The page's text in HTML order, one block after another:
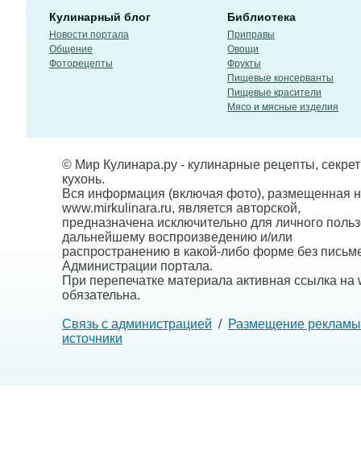
Кулинарный блог
Новости портала
Общение
Фоторецепты
Библиотека
Приправы
Овощи
Фрукты
Пищевые консерванты
Пищевые красители
Мясо и мясные изделия
© Мир Кулинара.ру - кулинарные рецепты,
кухонь.
Вся информация (включая фото), размещенная
www.mirkulinara.ru, является авторской,
предназначена исключительно для личного
дальнейшему воспроизведению и/или
распространению в какой-либо форме без
Администрации портала.
При перепечатке материала активная ссылка на
обязательна.
Связь с администрацией / Размещение рекламы
источники